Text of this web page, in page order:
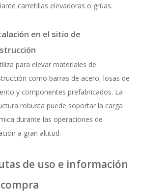
carretillas elevadoras o grúas.
en el sitio de
para elevar materiales de
como barras de acero, losas de
y componentes prefabricados. La
robusta puede soportar la carga
durante las operaciones de
a gran altitud.
de uso e información